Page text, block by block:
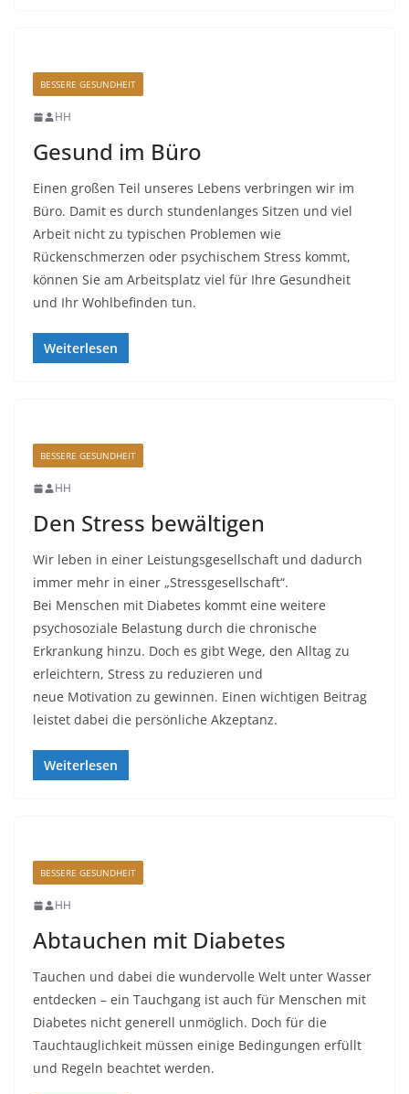
BESSERE GESUNDHEIT
HH
Gesund im Büro
Einen großen Teil unseres Lebens verbringen wir im
Büro. Damit es durch stundenlanges Sitzen und viel
Arbeit nicht zu typischen Problemen wie
Rückenschmerzen oder psychischem Stress kommt,
können Sie am Arbeitsplatz viel für Ihre Gesundheit
und Ihr Wohlbefinden tun.
Weiterlesen
BESSERE GESUNDHEIT
HH
Den Stress bewältigen
Wir leben in einer Leistungsgesellschaft und dadurch
immer mehr in einer „Stressgesellschaft“.
Bei Menschen mit Diabetes kommt eine weitere
psychosoziale Belastung durch die chronische
Erkrankung hinzu. Doch es gibt Wege, den Alltag zu
erleichtern, Stress zu reduzieren und
neue Motivation zu gewinnen. Einen wichtigen Beitrag
leistet dabei die persönliche Akzeptanz.
Weiterlesen
BESSERE GESUNDHEIT
HH
Abtauchen mit Diabetes
Tauchen und dabei die wundervolle Welt unter Wasser
entdecken – ein Tauchgang ist auch für Menschen mit
Diabetes nicht generell unmöglich. Doch für die
Tauchtauglichkeit müssen einige Bedingungen erfüllt
und Regeln beachtet werden.